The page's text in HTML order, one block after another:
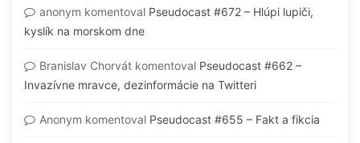
anonym komentoval Pseudocast #672 – Hlúpi lupiči,
kyslík na morskom dne
Branislav Chorvát komentoval Pseudocast #662 –
Invazívne mravce, dezinformácie na Twitteri
Anonym komentoval Pseudocast #655 – Fakt a fikcia